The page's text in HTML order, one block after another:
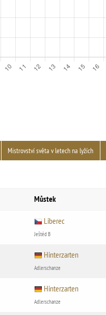
Mistrovství světa v letech na lyžích
Můstek
Liberec
Ještéd B
Hinterzarten
Adlerschanze
Hinterzarten
Adlerschanze